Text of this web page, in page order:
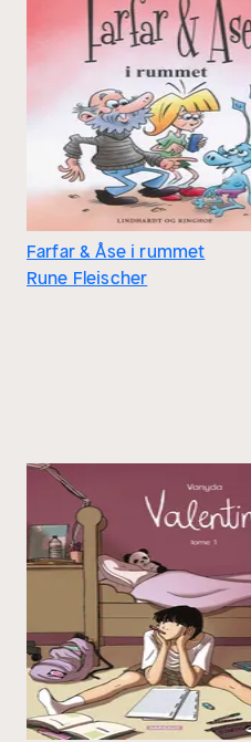
Farfar & Åse i rummet
Rune Fleischer